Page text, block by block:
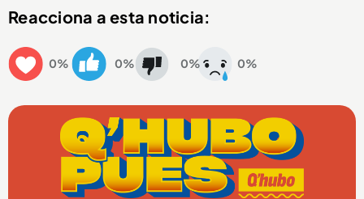
Reacciona a esta noticia:
0% 0% 0% 0%